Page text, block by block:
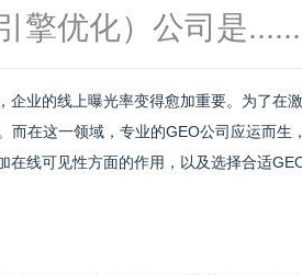
擎优化）公司是......
企业的线上曝光率变得愈加重要。为了在
而在这一领域，专业的GEO公司应运而
在线可见性方面的作用，以及选择合适